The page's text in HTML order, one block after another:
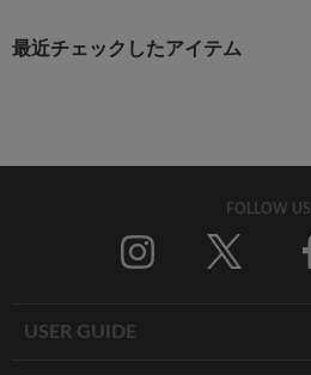
最近チェックしたアイテム
FOLLOW US
USER GUIDE